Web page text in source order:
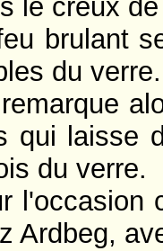
le creux
brulant
du verre.
qui laisse
du verre.
l'occasion
Ardbeg,